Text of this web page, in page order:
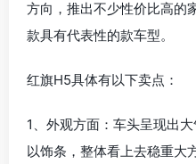
方向，推出不少性价比高的
款具有代表性的款车型。
红旗H5具体有以下卖点：
1、外观方面：车头呈现出
以饰条，整体看上去稳重大